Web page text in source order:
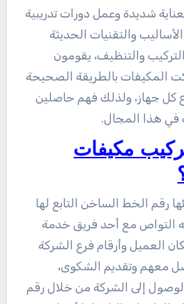
شديدة وعمل دورات تدريبية
والتقنيات الحديثة
والتنظيف، يقومون
المكيفات بالطريقة الصحيحة
كل جهاز، ولذلك فهم حاصلين
في هذا المجال.
مكيفات
رقم الخط الساخن التابع لها
التواص مع أحد فريق خدمة
العميل وأرقام فرع الشركة
معهم وتقديم الشكوى،
إلى الشركة من خلال رقم